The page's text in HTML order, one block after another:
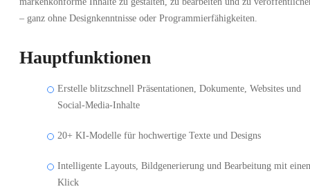
– ganz ohne Designkenntnisse oder Programmierfähigkeiten.
Hauptfunktionen
Erstelle blitzschnell Präsentationen, Dokumente, Websites und
Social-Media-Inhalte
20+ KI-Modelle für hochwertige Texte und Designs
Intelligente Layouts, Bildgenerierung und Bearbeitung mit
Klick